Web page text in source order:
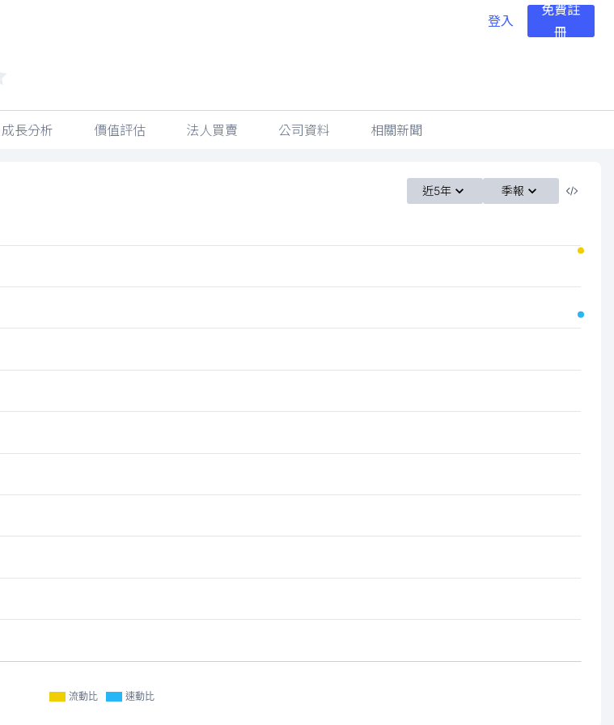
登入
免費註
冊
成長分析 價值評估 法人買賣 公司資料 相關新聞
近5年 季報
流動比 速動比